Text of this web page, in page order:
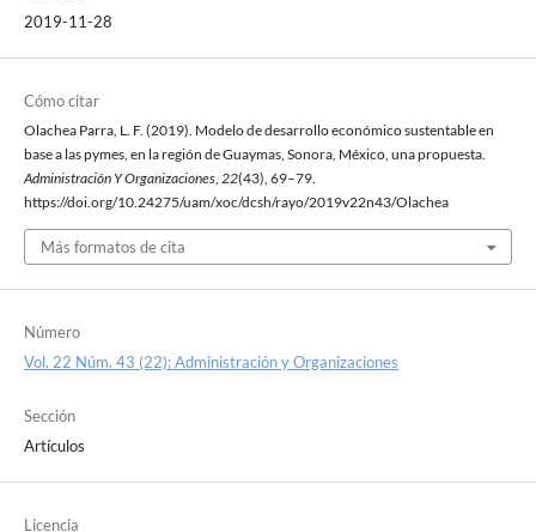
2019-11-28
Cómo citar
Olachea Parra, L. F. (2019). Modelo de desarrollo económico sustentable en
base a las pymes, en la región de Guaymas, Sonora, México, una propuesta.
Administración Y Organizaciones 22(43), 69–79.
https://doi.org/10.24275/uam/xoc/dcsh/rayo/2019v22n43/Olachea
Más formatos de cita
Número
Vol. 22 Núm. 43 (22): Administración y Organizaciones
Sección
Artículos
Licencia